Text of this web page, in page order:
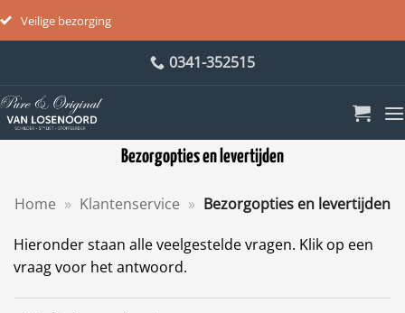
Veilige bezorging
inhoud
0341-352515
Bezorgopties en levertijden
Home » Klantenservice » Bezorgopties en levertijden
Hieronder staan alle veelgestelde vragen. Klik op een
vraag voor het antwoord.